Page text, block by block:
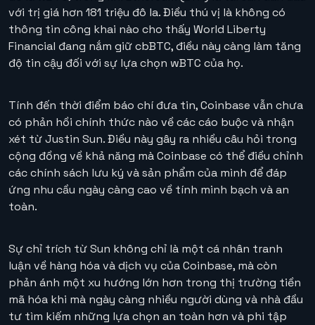
với trị giá hơn 181 triệu đô la. Điều thú vị là không có
thông tin công khai nào cho thấy World Liberty
Financial đang nắm giữ cbBTC, điều này càng làm tăng
độ tin cậy đối với sự lựa chọn wBTC của họ.
Tính đến thời điểm báo chí đưa tin, Coinbase vẫn chưa
có phản hồi chính thức nào về các cáo buộc và nhận
xét từ Justin Sun. Điều này gây ra nhiều câu hỏi trong
cộng đồng về khả năng mà Coinbase có thể điều chỉnh
các chính sách lưu ký và sản phẩm của mình để đáp
ứng nhu cầu ngày càng cao về tính minh bạch và an
toàn.
Sự chỉ trích từ Sun không chỉ là một cá nhân tranh
luận về hàng hóa và dịch vụ của Coinbase, mà còn
phản ánh một xu hướng lớn hơn trong thị trường tiền
mã hóa khi mà ngày càng nhiều người dùng và nhà đầu
tư tìm kiếm những lựa chọn an toàn hơn và phi tập